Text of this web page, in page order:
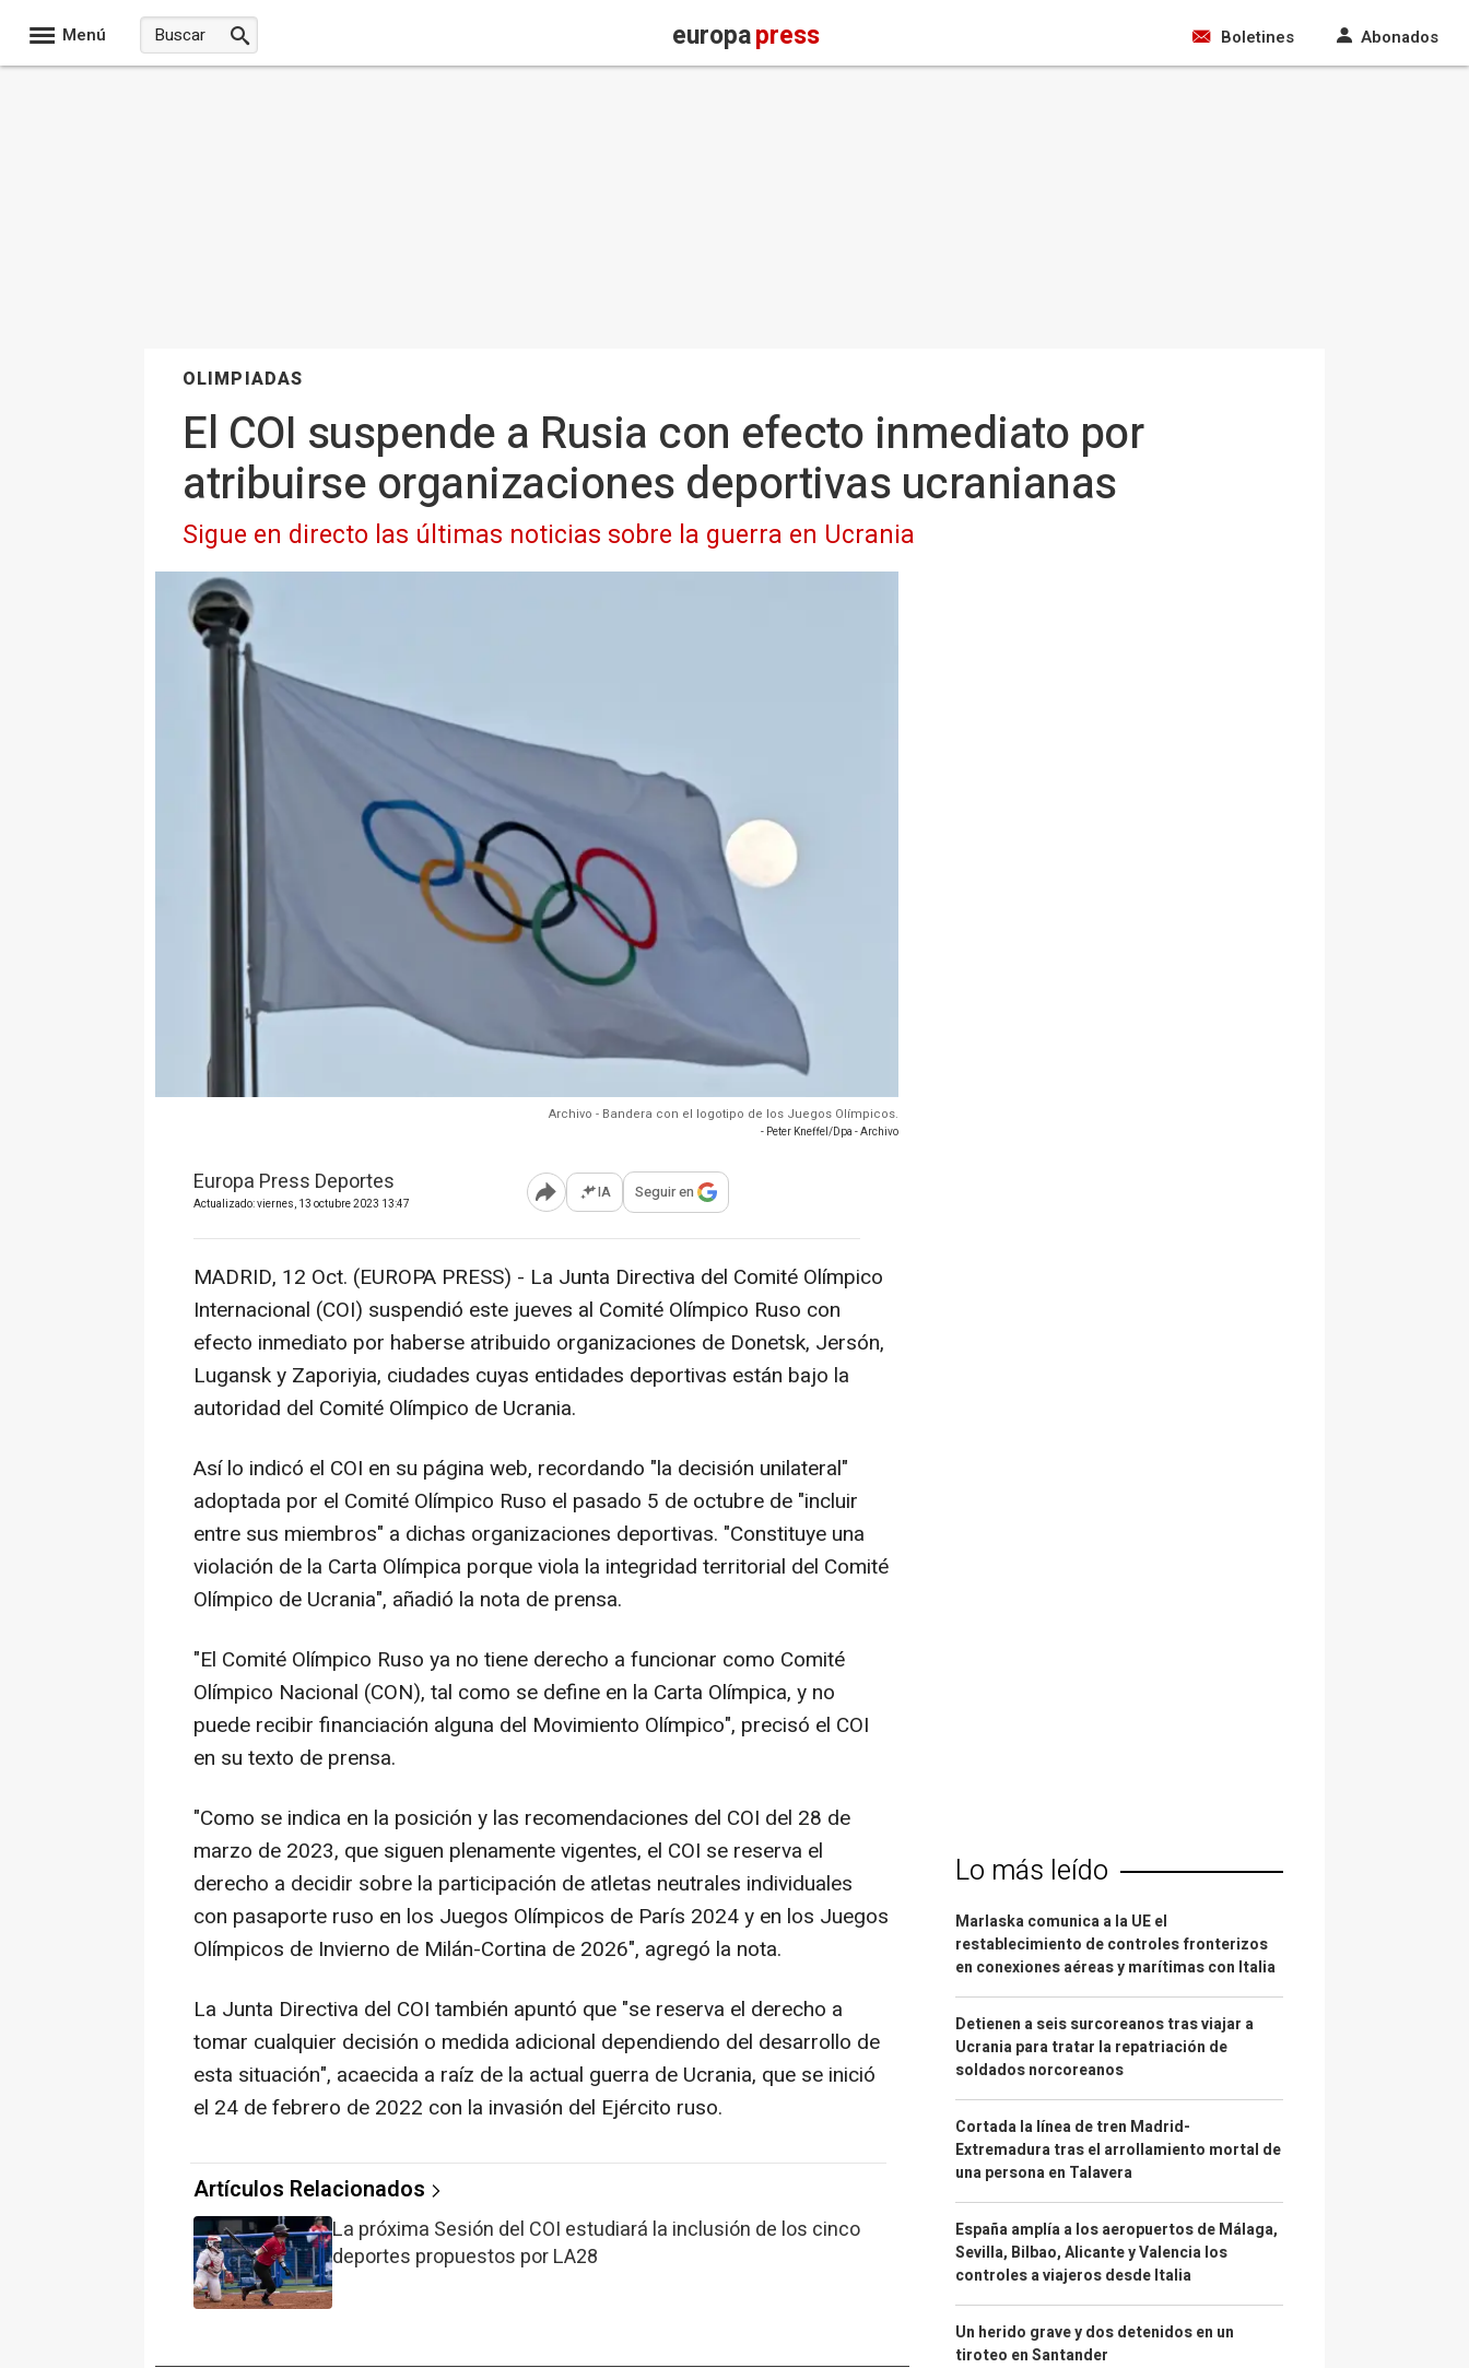
Menú europapress Boletines Abonados
OLIMPIADAS
El COI suspende a Rusia con efecto inmediato por
atribuirse organizaciones deportivas ucranianas
Sigue en directo las últimas noticias sobre la guerra en Ucrania
Archivo - Bandera con el logotipo de los Juegos Olímpicos.
- Peter Kneffel/Dpa - Archivo
Europa Press Deportes
Actualizado: viernes, 13 octubre 2023 13:47 Abrir opciones para compartir
IA Seguir en
MADRID, 12 Oct. (EUROPA PRESS) - La Junta Directiva del Comité Olímpico
Internacional (COI) suspendió este jueves al Comité Olímpico Ruso con
efecto inmediato por haberse atribuido organizaciones de Donetsk, Jersón,
Lugansk y Zaporiyia, ciudades cuyas entidades deportivas están bajo la
autoridad del Comité Olímpico de Ucrania.
Así lo indicó el COI en su página web, recordando "la decisión unilateral"
adoptada por el Comité Olímpico Ruso el pasado 5 de octubre de "incluir
entre sus miembros" a dichas organizaciones deportivas. "Constituye una
violación de la Carta Olímpica porque viola la integridad territorial del Comité
Olímpico de Ucrania", añadió la nota de prensa.
"El Comité Olímpico Ruso ya no tiene derecho a funcionar como Comité
Olímpico Nacional (CON), tal como se define en la Carta Olímpica, y no
puede recibir financiación alguna del Movimiento Olímpico", precisó el COI
en su texto de prensa.
"Como se indica en la posición y las recomendaciones del COI del 28 de
marzo de 2023, que siguen plenamente vigentes, el COI se reserva el
derecho a decidir sobre la participación de atletas neutrales individuales
con pasaporte ruso en los Juegos Olímpicos de París 2024 y en los Juegos
Olímpicos de Invierno de Milán-Cortina de 2026", agregó la nota.
La Junta Directiva del COI también apuntó que "se reserva el derecho a
tomar cualquier decisión o medida adicional dependiendo del desarrollo de
esta situación", acaecida a raíz de la actual guerra de Ucrania, que se inició
el 24 de febrero de 2022 con la invasión del Ejército ruso.
Artículos Relacionados
La próxima Sesión del COI estudiará la inclusión de los cinco
deportes propuestos por LA28
Lo más leído
Marlaska comunica a la UE el
restablecimiento de controles fronterizos
en conexiones aéreas y marítimas con Italia
Detienen a seis surcoreanos tras viajar a
Ucrania para tratar la repatriación de
soldados norcoreanos
Cortada la línea de tren Madrid-
Extremadura tras el arrollamiento mortal de
una persona en Talavera
España amplía a los aeropuertos de Málaga,
Sevilla, Bilbao, Alicante y Valencia los
controles a viajeros desde Italia
Un herido grave y dos detenidos en un
tiroteo en Santander